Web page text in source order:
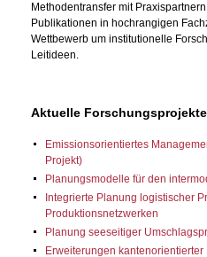
Methodentransfer mit
Publikationen in hochrangigen
Wettbewerb um institutionelle
Leitideen.
Aktuelle Forschungsprojekte
Emissionsorientiertes
Projekt)
Planungsmodelle für den
Integrierte Planung logistischer
Produktionsnetzwerken
Planung seeseitiger
Erweiterungen